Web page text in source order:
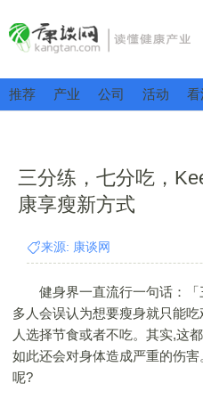
推荐 产业 公司 活动 看
三分练，七分吃，
康享瘦新方式
来源: 康谈网
健身界一直流行一句话：「
多人会误认为想要瘦身就只能
人选择节食或者不吃。其实,这
如此还会对身体造成严重的伤
呢?